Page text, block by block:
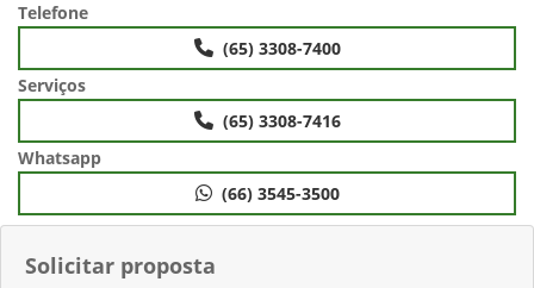
Solicitar proposta
Telefone
(65) 3308-7400
Serviços
(65) 3308-7416
Whatsapp
(66) 3545-3500